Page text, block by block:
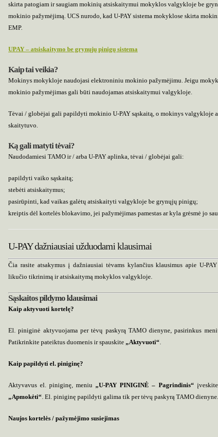
skirta patogiam ir saugiam mokinių atsiskaitymui mokyklos valgykloje be
mokinio pažymėjimą. UCS nurodo, kad U-PAY sistema mokyklose skirta
EMP.
UPAY – atsiskaitymo be grynųjų pinigų sistema
Kaip tai veikia?
Mokinys mokykloje naudojasi elektroniniu mokinio pažymėjimu. Jeigu
mokinio pažymėjimas gali būti naudojamas atsiskaitymui valgykloje.
Tėvai / globėjai gali papildyti mokinio U-PAY sąskaitą, o mokinys valgykloje
skaitytuvo.
Ką gali matyti tėvai?
Naudodamiesi TAMO ir / arba U-PAY aplinka, tėvai / globėjai gali:
papildyti vaiko sąskaitą;
stebėti atsiskaitymus;
pasirūpinti, kad vaikas galėtų atsiskaityti valgykloje be grynųjų pinigų;
kreiptis dėl kortelės blokavimo, jei pažymėjimas pamestas ar kyla grėsmė jo
U-PAY dažniausiai užduodami klausimai
Čia rasite atsakymus į dažniausiai tėvams kylančius klausimus apie U-
likučio tikrinimą ir atsiskaitymą mokyklos valgykloje.
Sąskaitos pildymo klausimai
Kaip aktyvuoti kortelę?
El. piniginė aktyvuojama per tėvų paskyrą TAMO dienyne, pasirinkus
Patikrinkite pateiktus duomenis ir spauskite „Aktyvuoti“.
Kaip papildyti el. piniginę?
Aktyvavus el. piniginę, meniu„U-PAY PINIGINĖ – Pagrindinis“
„Apmokėti“. El. piniginę papildyti galima tik per tėvų paskyrą TAMO dienyne.
Naujos kortelės / pažymėjimo susiejimas